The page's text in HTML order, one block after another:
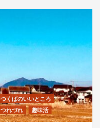
つくばのいいところ
つれづれ
趣味活